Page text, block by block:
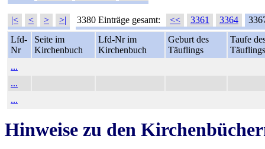
|< < > >| 3380 Einträge gesamt: << 3361 3364
Lfd-
Nr
Seite im
Kirchenbuch
Lfd-Nr im
Kirchenbuch
Geburt des
Täuflings
Taufe
Täuflings
...
...
...
Hinweise zu den